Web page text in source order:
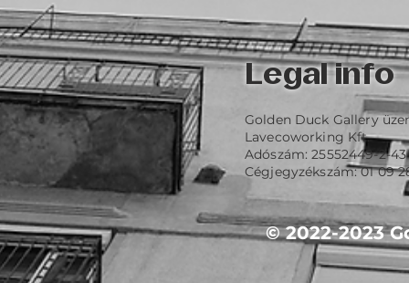
Legal info
Golden Duck Gallery
Lavecoworking Kft.
Adószám: 25552449-2-43
Cégjegyzékszám: 01 09
© 2022-2023